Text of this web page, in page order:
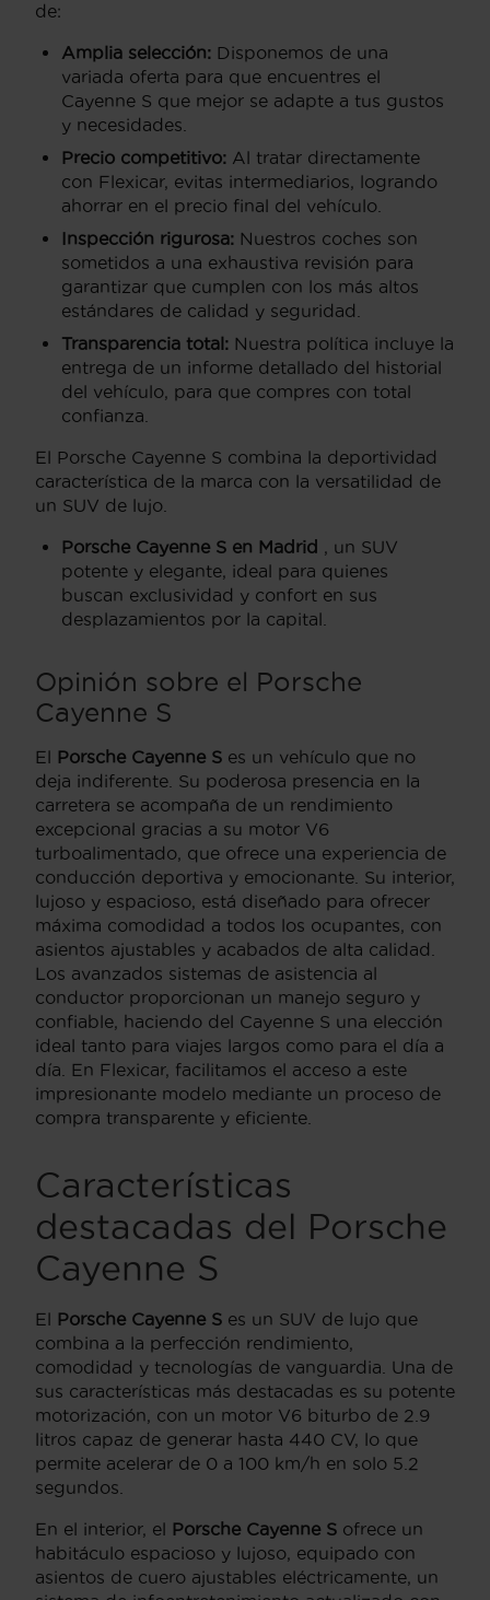
de:
Amplia selección: Disponemos de una
variada oferta para que encuentres el
Cayenne S que mejor se adapte a tus gustos
y necesidades.
Precio competitivo: Al tratar directamente
con Flexicar, evitas intermediarios, logrando
ahorrar en el precio final del vehículo.
Inspección rigurosa: Nuestros coches son
sometidos a una exhaustiva revisión para
garantizar que cumplen con los más altos
estándares de calidad y seguridad.
Transparencia total: Nuestra política incluye la
entrega de un informe detallado del historial
del vehículo, para que compres con total
confianza.
El Porsche Cayenne S combina la deportividad
característica de la marca con la versatilidad de
un SUV de lujo.
Porsche Cayenne S en Madrid , un SUV
potente y elegante, ideal para quienes
buscan exclusividad y confort en sus
desplazamientos por la capital.
Opinión sobre el Porsche
Cayenne S
El Porsche Cayenne S es un vehículo que no
deja indiferente. Su poderosa presencia en la
carretera se acompaña de un rendimiento
excepcional gracias a su motor V6
turboalimentado, que ofrece una experiencia de
conducción deportiva y emocionante. Su interior,
lujoso y espacioso, está diseñado para ofrecer
máxima comodidad a todos los ocupantes, con
asientos ajustables y acabados de alta calidad.
Los avanzados sistemas de asistencia al
conductor proporcionan un manejo seguro y
confiable, haciendo del Cayenne S una elección
ideal tanto para viajes largos como para el día a
día. En Flexicar, facilitamos el acceso a este
impresionante modelo mediante un proceso de
compra transparente y eficiente.
Características
destacadas del Porsche
Cayenne S
El Porsche Cayenne S es un SUV de lujo que
combina a la perfección rendimiento,
comodidad y tecnologías de vanguardia. Una de
sus características más destacadas es su potente
motorización, con un motor V6 biturbo de 2.9
litros capaz de generar hasta 440 CV, lo que
permite acelerar de 0 a 100 km/h en solo 5.2
segundos.
En el interior, el Porsche Cayenne S ofrece un
habitáculo espacioso y lujoso, equipado con
asientos de cuero ajustables eléctricamente, un